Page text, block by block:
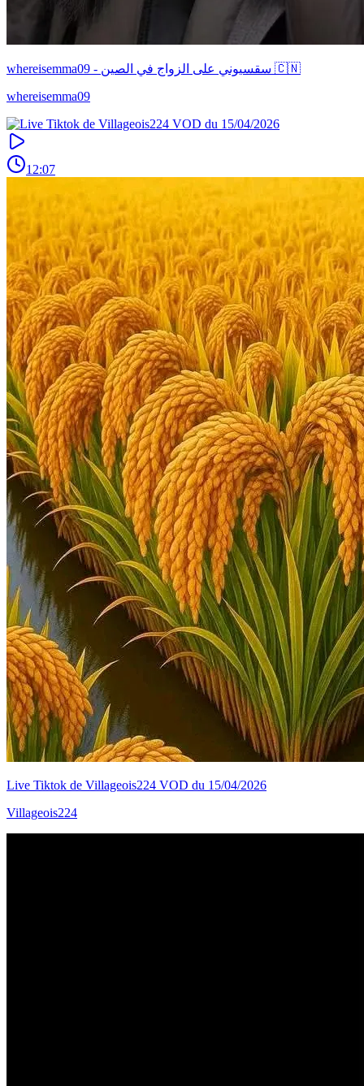
whereisemma09 - سقسيوني على الزواج في الصين 🇨🇳
whereisemma09
12:07
Live Tiktok de Villageois224 VOD du 15/04/2026
Villageois224